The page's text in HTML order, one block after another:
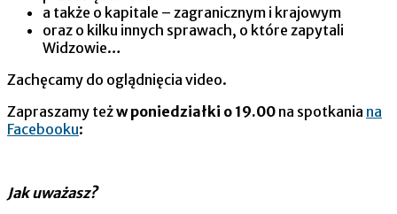
a także o kapitale – zagranicznym i krajowym
oraz o kilku innych sprawach, o które zapytali
Widzowie…
Zachęcamy do oglądnięcia video.
Zapraszamy teżw poniedziałki o 19.00 na spotkania na
Facebooku:
Jak uważasz?